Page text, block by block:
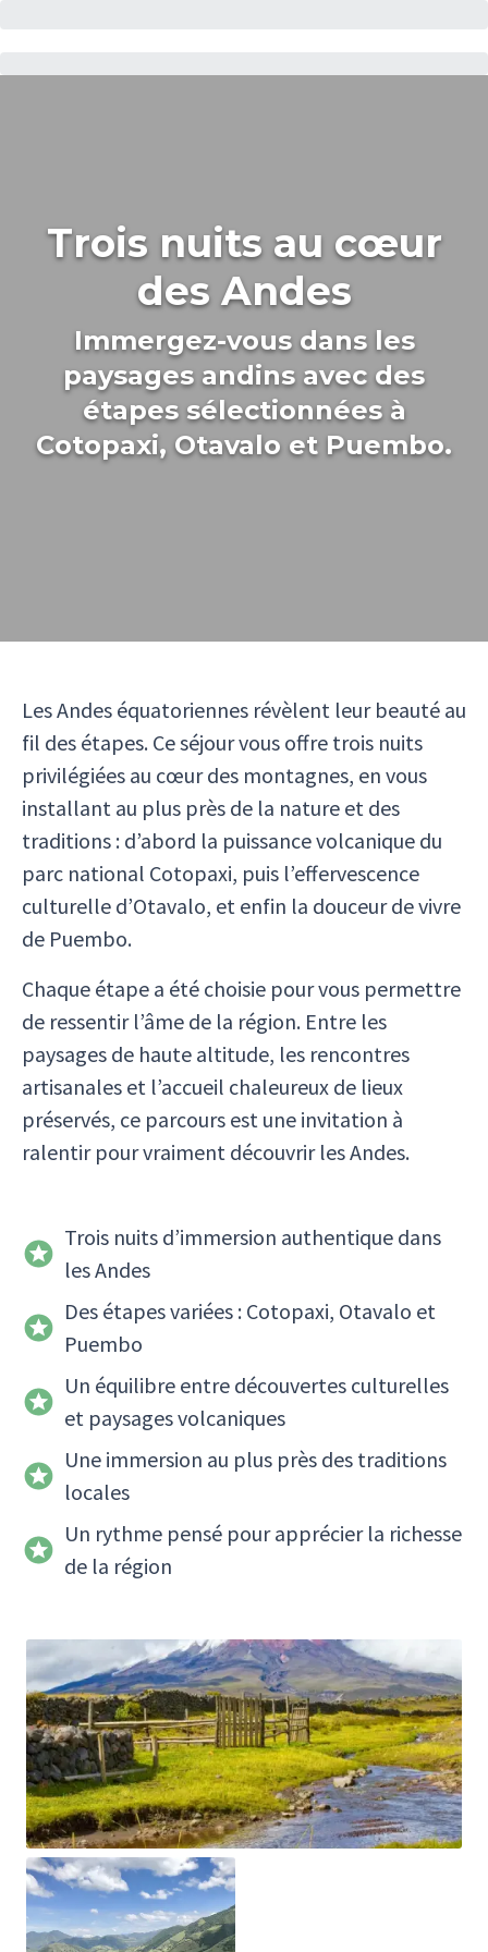
Trois nuits au cœur
des Andes
Immergez-vous dans les
paysages andins avec des
étapes sélectionnées à
Cotopaxi, Otavalo et Puembo.
Les Andes équatoriennes révèlent leur beauté au
fil des étapes. Ce séjour vous offre trois nuits
privilégiées au cœur des montagnes, en vous
installant au plus près de la nature et des
traditions : d’abord la puissance volcanique du
parc national Cotopaxi, puis l’effervescence
culturelle d’Otavalo, et enfin la douceur de vivre
de Puembo.
Chaque étape a été choisie pour vous permettre
de ressentir l’âme de la région. Entre les
paysages de haute altitude, les rencontres
artisanales et l’accueil chaleureux de lieux
préservés, ce parcours est une invitation à
ralentir pour vraiment découvrir les Andes.
Trois nuits d’immersion authentique dans
les Andes
Des étapes variées : Cotopaxi, Otavalo et
Puembo
Un équilibre entre découvertes culturelles
et paysages volcaniques
Une immersion au plus près des traditions
locales
Un rythme pensé pour apprécier la richesse
de la région